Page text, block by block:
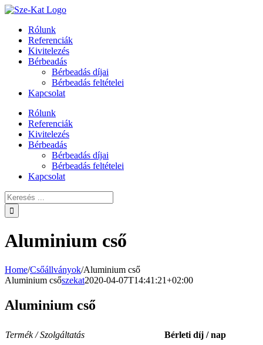
Skip
contentRólunk
Referenciák
Kivitelezés
Bérbeadás
Bérbeadás díjai
Bérbeadás feltételei
Kapcsolat
Rólunk
Referenciák
Kivitelezés
Bérbeadás
Bérbeadás díjai
Bérbeadás feltételei
Kapcsolat
Keresés:
Aluminium cső
Home/Csőállványok/Aluminium cső
Aluminium csőszekat2020-04-07T14:41:21+02:00
Aluminium cső
Termék / Szolgáltatás
Bérleti díj / nap